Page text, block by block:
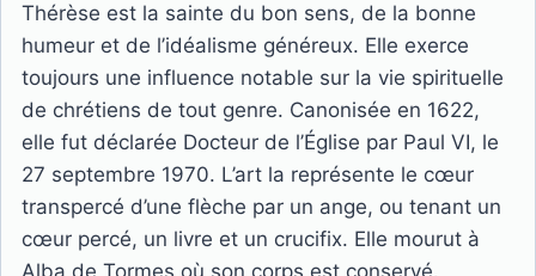
Thérèse est la sainte du bon sens, de la bonne
humeur et de l’idéalisme généreux. Elle exerce
toujours une influence notable sur la vie spirituelle
de chrétiens de tout genre. Canonisée en 1622,
elle fut déclarée Docteur de l’Église par Paul VI, le
27 septembre 1970. L’art la représente le cœur
transpercé d’une flèche par un ange, ou tenant un
cœur percé, un livre et un crucifix. Elle mourut à